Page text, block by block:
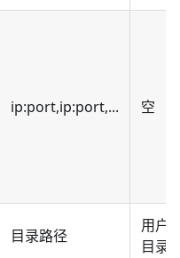
ip:port,ip:port,... 空
目录路径
用户
目录